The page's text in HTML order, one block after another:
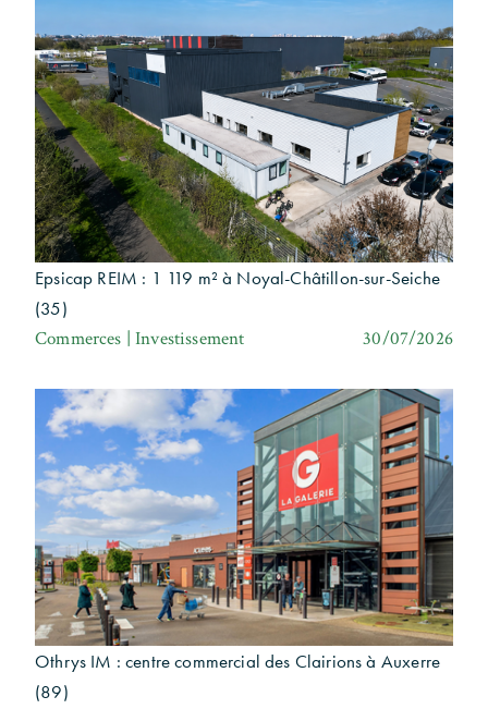
Epsicap REIM : 1 119 m² à Noyal-Châtillon-sur-Seiche
(35)
Commerces | Investissement 30/07/2026
Othrys IM : centre commercial des Clairions à Auxerre
(89)